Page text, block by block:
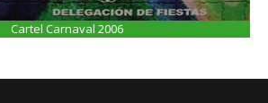
Cartel Carnaval 2006